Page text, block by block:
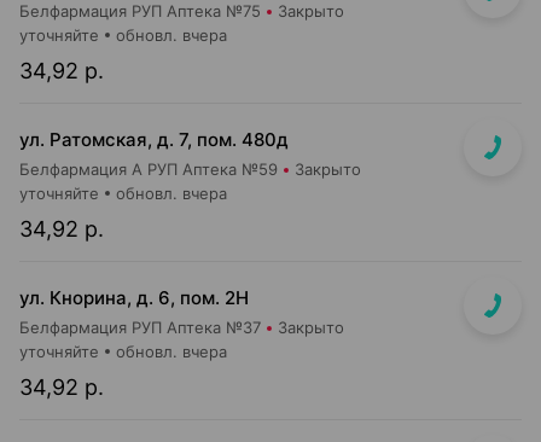
Белфармация РУП Аптека №75 Закрыто
34,92 р.
уточняйте обновл. вчера
ул. Ратомская, д. 7, пом. 480д
Белфармация А РУП Аптека №59 Закрыто
34,92 р.
уточняйте обновл. вчера
ул. Кнорина, д. 6, пом. 2Н
Белфармация РУП Аптека №37 Закрыто
34,92 р.
уточняйте обновл. вчера